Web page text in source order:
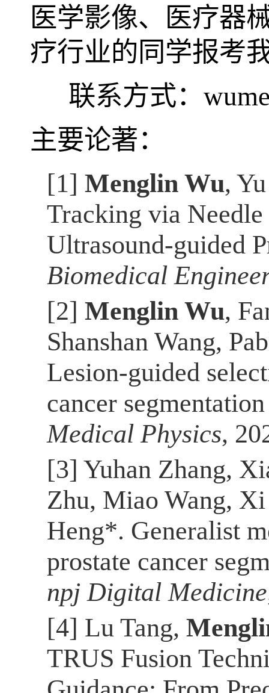
医学影像、医疗器
疗行业的同学报考
联系方式：
主要论著：
[1] Menglin Wu,
Tracking via
Ultrasound-guided
Biomedical
[2] Menglin Wu,
Shanshan Wang,
Lesion-guided
cancer
Medical Physics,
[3] Yuhan Zhang,
Zhu, Miao Wang,
Heng*. Generalist
prostate cancer
npj Digital Medicine
[4] Lu Tang,
TRUS Fusion